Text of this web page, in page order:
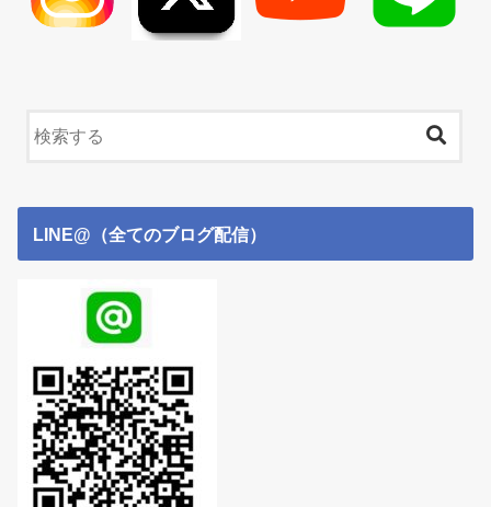
LINE@（全てのブログ配信）